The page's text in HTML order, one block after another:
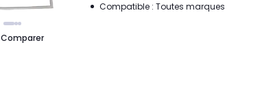
Comparer
Compatible : Toutes marques